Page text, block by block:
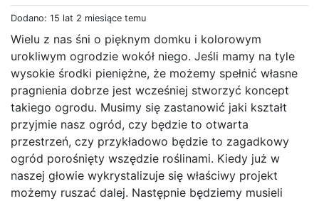
Dodano: 15 lat 2 miesiące temu
Wielu z nas śni o pięknym domku i kolorowym
urokliwym ogrodzie wokół niego. Jeśli mamy na tyle
wysokie środki pieniężne, że możemy spełnić własne
pragnienia dobrze jest wcześniej stworzyć koncept
takiego ogrodu. Musimy się zastanowić jaki kształt
przyjmie nasz ogród, czy będzie to otwarta
przestrzeń, czy przykładowo będzie to zagadkowy
ogród porośnięty wszędzie roślinami. Kiedy już w
naszej głowie wykrystalizuje się właściwy projekt
możemy ruszać dalej. Następnie będziemy musieli